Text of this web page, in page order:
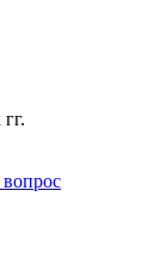
вопрос